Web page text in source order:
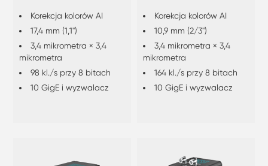
Korekcja kolorów AI
17,4 mm (1,1")
3,4 mikrometra × 3,4
mikrometra
98 kl./s przy 8 bitach
10 GigE i wyzwalacz
Korekcja kolorów AI
10,9 mm (2/3")
3,4 mikrometra × 3,4
mikrometra
164 kl./s przy 8 bitach
10 GigE i wyzwalacz